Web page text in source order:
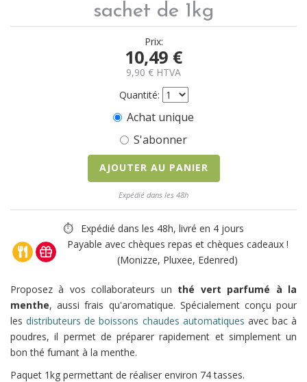
sachet de 1kg
Prix:
10,49 €
9,90 € HTVA
Quantité:
Achat unique
S'abonner
AJOUTER AU PANIER
Expédié dans les 48h
⏱ Expédié dans les 48h, livré en 4 jours
Payable avec chèques repas et chèques cadeaux !
(Monizze, Pluxee, Edenred)
Proposez à vos collaborateurs un thé vert parfumé à la
menthe, aussi frais qu'aromatique. Spécialement conçu pour
lesdistributeurs de boissons chaudes automatiques avec bac à
poudres, il permet de préparer rapidement et simplement un
bon thé fumant à la menthe.
Paquet 1kg permettant de réaliser environ 74 tasses.